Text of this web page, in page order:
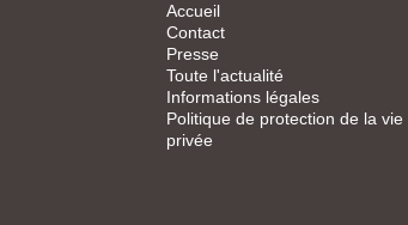
Accueil
Contact
Presse
Toute l'actualité
Informations légales
Politique de protection de la vie
privée